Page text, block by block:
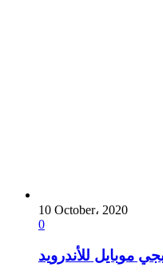
10 October، 2020
0
موبايل للأندرويد